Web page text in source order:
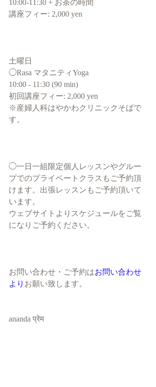
10:00-11:30 + お茶の時間
講座フィー: 2,000 yen
土曜日
◯Rasa マタニティYoga
10:00 - 11:30 (90 min)
初回講座フィー: 2,000 yen
※産婦人科はやかわクリニックそばで
す。
◯一日一組限定個人レッスンやグルー
プでのプライベートクラスもご予約頂
けます。出張レッスンもご予約頂いて
います。
ウェブサイトよりスケジュールをご覧
になりご予約ください。
お問い合わせ・ご予約はお問い合わせ
より お願い致します。
ananda प्रेम